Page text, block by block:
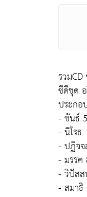
รวม
ซีดีชุด
ประกอ
- ขันธ์ 5
- นิโรธ
- ปฏิจ
- มรรค
- วิปัส
- สมาธิ